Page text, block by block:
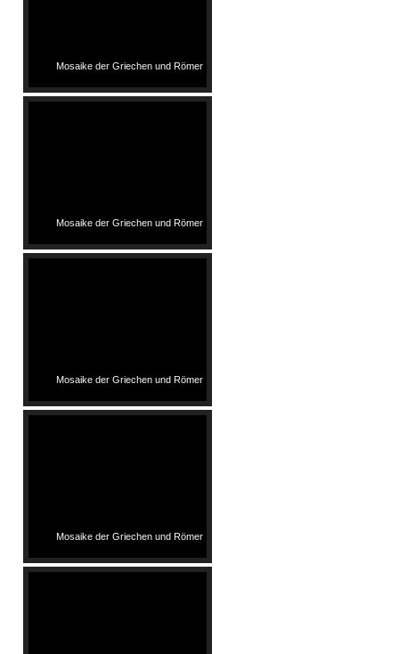
Mosaike der Griechen und Römer
Mosaike der Griechen und Römer
Mosaike der Griechen und Römer
Mosaike der Griechen und Römer